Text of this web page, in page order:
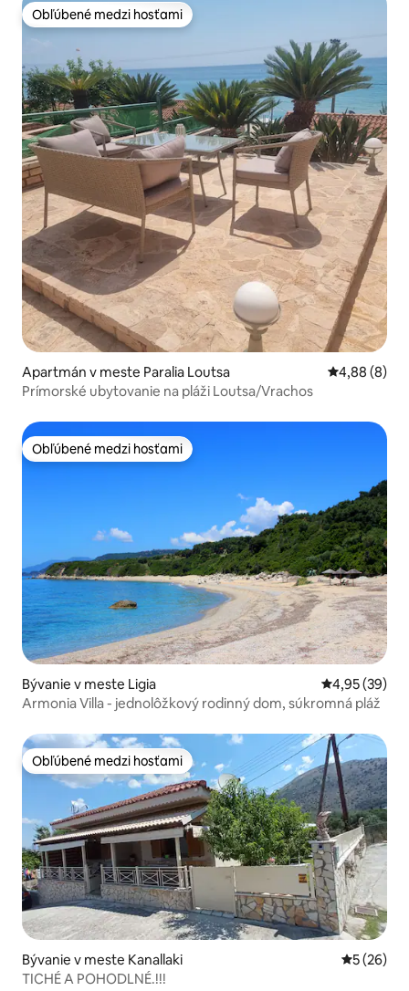
Obľúbené medzi hosťami
Obľúbené medzi hosťami
Apartmán v meste Paralia Loutsa Priemerné
4,88 (8)
Prímorské ubytovanie na pláži Loutsa/Vrachos
Obľúbené medzi hosťami
Obľúbené medzi hosťami
Bývanie v meste Ligia Priemerné
4,95 (39)
Armonia Villa - jednolôžkový rodinný dom, súkromná pláž
Obľúbené medzi hosťami
Obľúbené medzi hosťami
Bývanie v meste Kanallaki
5 (26)
TICHÉ A POHODLNÉ.!!!